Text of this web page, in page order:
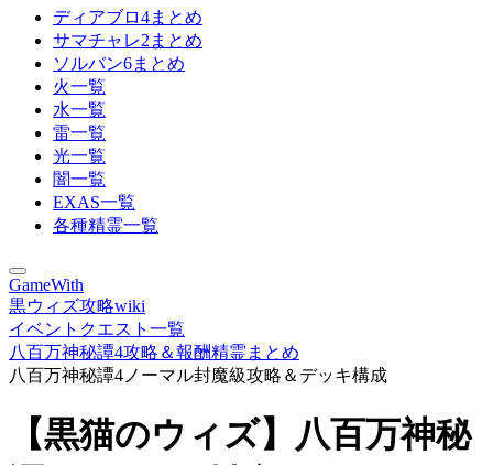
ディアブロ4まとめ
サマチャレ2まとめ
ソルバン6まとめ
火一覧
水一覧
雷一覧
光一覧
闇一覧
EXAS一覧
各種精霊一覧
GameWith
黒ウィズ攻略wiki
イベントクエスト一覧
八百万神秘譚4攻略＆報酬精霊まとめ
八百万神秘譚4ノーマル封魔級攻略＆デッキ構成
【黒猫のウィズ】八百万神秘